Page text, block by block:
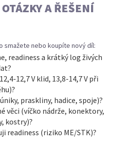
A ŘEŠENÍ
smažete nebo koupíte nový díl:
readiness a krátký log živých
12,7 V klid, 13,8-14,7 V při
praskliny, hadice, spoje)?
věci (víčko nádrže, konektory,
kostry)?
readiness (riziko ME/STK)?